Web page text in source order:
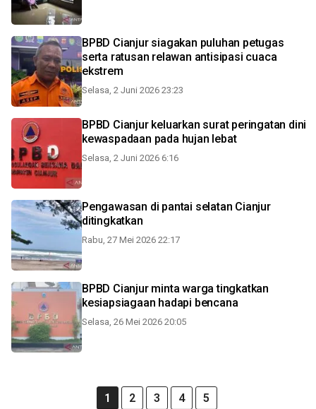
BPBD Cianjur siagakan puluhan petugas
serta ratusan relawan antisipasi cuaca
ekstrem
Selasa, 2 Juni 2026 23:23
BPBD Cianjur keluarkan surat peringatan dini
kewaspadaan pada hujan lebat
Selasa, 2 Juni 2026 6:16
Pengawasan di pantai selatan Cianjur
ditingkatkan
Rabu, 27 Mei 2026 22:17
BPBD Cianjur minta warga tingkatkan
kesiapsiagaan hadapi bencana
Selasa, 26 Mei 2026 20:05
1 2 3 4 5